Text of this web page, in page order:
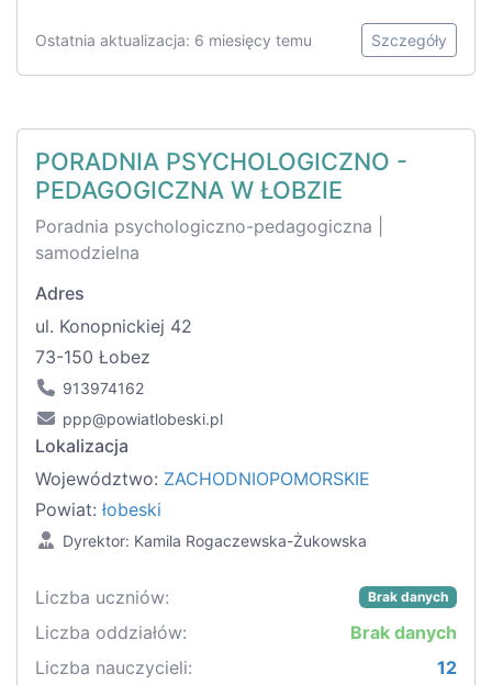
Ostatnia aktualizacja: 6 miesięcy temu Szczegóły
PORADNIA PSYCHOLOGICZNO -
PEDAGOGICZNA W ŁOBZIE
Poradnia psychologiczno-pedagogiczna |
samodzielna
Adres
ul. Konopnickiej 42
73-150 Łobez
913974162
ppp@powiatlobeski.pl
Lokalizacja
Województwo: ZACHODNIOPOMORSKIE
Powiat: łobeski
Dyrektor: Kamila Rogaczewska-Żukowska
Liczba uczniów: Brak danych
Liczba oddziałów:
Brak danych
Liczba nauczycieli:
12